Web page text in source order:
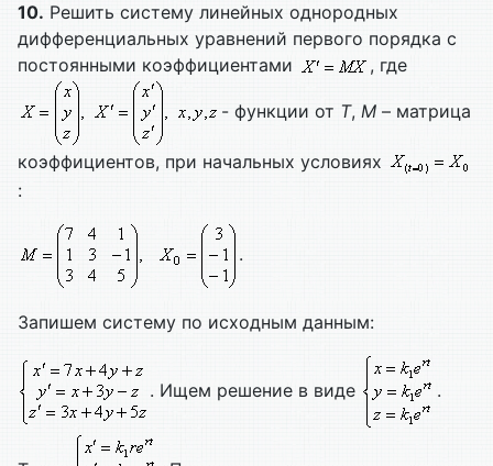
10. Решить систему линейных однородных
дифференциальных уравнений первого порядка с
постоянными коэффициентами
, где
- функции от T, M – матрица
коэффициентов, при начальных условиях
:
.
Запишем систему по исходным данным:
. Ищем решение в виде .